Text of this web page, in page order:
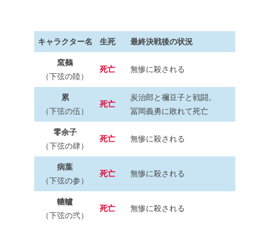
キャラクター名 生死 最終決戦後の状況
窯鵺
（下弦の陸）
死亡 無惨に殺される
累
（下弦の伍）
死亡
炭治郎と禰豆子と戦闘。
冨岡義勇に敗れて死亡
零余子
（下弦の肆）
死亡 無惨に殺される
病葉
（下弦の参）
死亡 無惨に殺される
轆轤
（下弦の弐）
死亡 無惨に殺される